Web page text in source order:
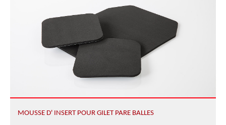
MOUSSE D' INSERT POUR GILET PARE BALLES